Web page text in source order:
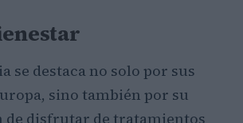
se destaca no solo por sus
sino también por su
de disfrutar de tratamientos